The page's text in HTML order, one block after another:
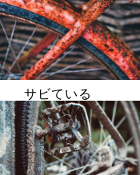
サビている